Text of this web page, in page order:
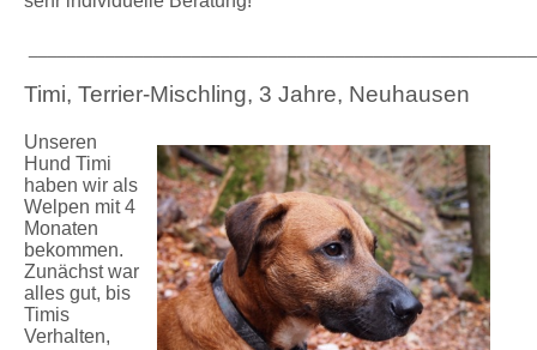
Timi, Terrier-Mischling, 3 Jahre, Neuhausen
Unseren
Hund Timi
haben wir als
Welpen mit 4
Monaten
bekommen.
Zunächst war
alles gut, bis
Timis
Verhalten,